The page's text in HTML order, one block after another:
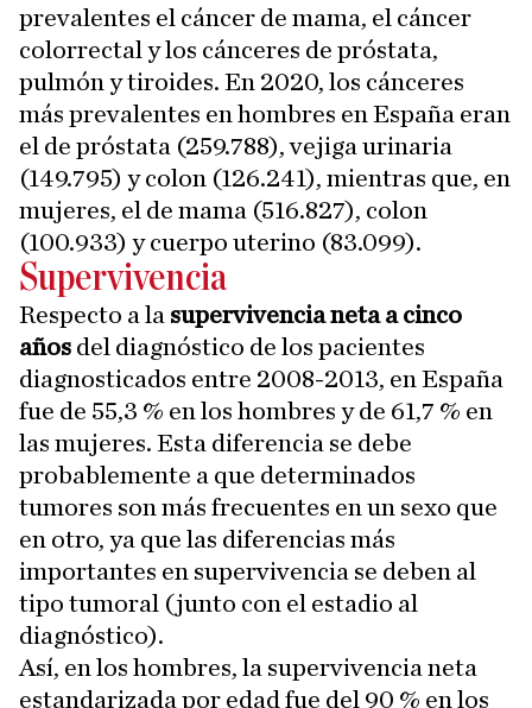
prevalentes el cáncer de mama, el cáncer
colorrectal y los cánceres de próstata,
pulmón y tiroides. En 2020, los cánceres
más prevalentes en hombres en España eran
el de próstata (259.788), vejiga urinaria
(149.795) y colon (126.241), mientras que, en
mujeres, el de mama (516.827), colon
(100.933) y cuerpo uterino (83.099).
Supervivencia
Respecto a la supervivencia neta a cinco
años del diagnóstico de los pacientes
diagnosticados entre 2008-2013, en España
fue de 55,3 % en los hombres y de 61,7 % en
las mujeres. Esta diferencia se debe
probablemente a que determinados
tumores son más frecuentes en un sexo que
en otro, ya que las diferencias más
importantes en supervivencia se deben al
tipo tumoral (junto con el estadio al
diagnóstico).
Así, en los hombres, la supervivencia neta
estandarizada por edad fue del 90 % en los